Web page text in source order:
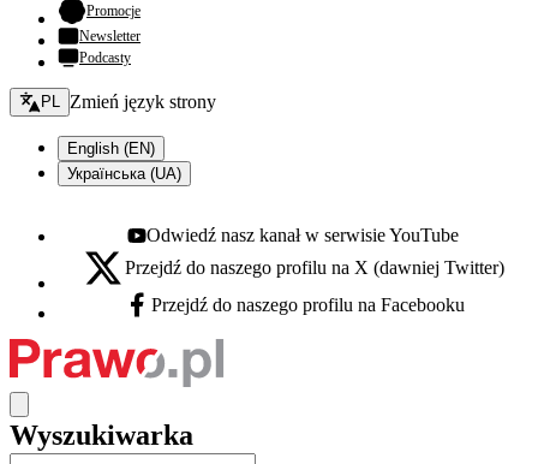
Promocje- otwiera się w nowej karcie
Newsletter
Podcasty
Zmień język - bieżący:
PL Zmień język strony
English (EN)
Українська (UA)
Youtube - otwiera się w nowej karcie
Odwiedź nasz kanał w serwisie YouTube
X - otwiera się w nowej karcie
Przejdź do naszego profilu na X (dawniej Twitter)
Facebook - otwiera się w nowej karcie
Przejdź do naszego profilu na Facebooku
Wyszukiwarka